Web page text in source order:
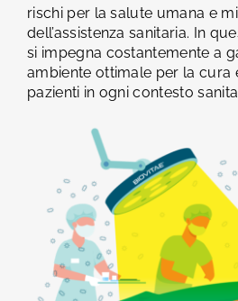
rischi per la salute umana e
dell’assistenza sanitaria. In
si impegna costantemente a
ambiente ottimale per la cura
pazienti in ogni contesto